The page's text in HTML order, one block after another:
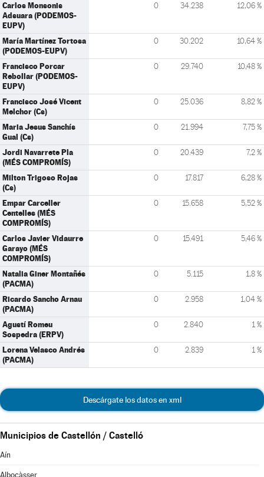
Carlos Monsonis
Adsuara (PODEMOS-
EUPV)
0 34.238 12,06 %
María Martínez Tortosa
(PODEMOS-EUPV)
0 30.202 10,64 %
Francisco Porcar
Rebollar (PODEMOS-
EUPV)
0 29.740 10,48 %
Francisco José Vicent
Melchor (Cs)
0 25.036 8,82 %
Maria Jesus Sanchís
Gual (Cs)
0 21.994 7,75 %
Jordi Navarrete Pla
(MÉS COMPROMÍS)
0 20.439 7,2 %
Milton Trigoso Rojas
(Cs)
0 17.817 6,28 %
Empar Carceller
Centelles (MÉS
COMPROMÍS)
0 15.658 5,52 %
Carlos Javier Vidaurre
Garayo (MÉS
COMPROMÍS)
0 15.491 5,46 %
Natalia Giner Montañés
(PACMA)
0 5.115 1,8 %
Ricardo Sancho Arnau
(PACMA)
0 2.958 1,04 %
Agustí Romeu
Sospedra (ERPV)
0 2.840 1 %
Lorena Velasco Andrés
(PACMA)
0 2.839 1 %
Descárgate los datos en xml
Municipios de Castellón / Castelló
Aín
Albocàsser